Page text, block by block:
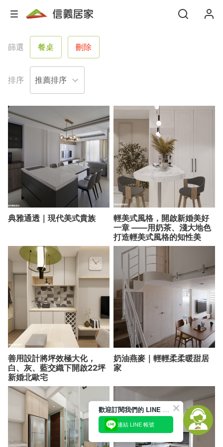
篩選 餐桌 刪除
排序
典雅通透｜現代美式貴族
輕美式風格，開啟新婚美好
一章 ——用奶茶、淺大地色
打造輕美式風格的知性美
善用設計將坪效極大化，
白、灰、藍交織下開啟22坪
新婚北歐宅
奶油燕麥｜輕輕柔柔暖甜居
家
歡迎訂閱我們的 LINE 官方帳號
連結 LINE 帳號